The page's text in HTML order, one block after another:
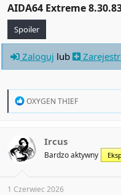
AIDA64 Extreme
Spoiler
Zaloguj lub
R
t
i
o
s
:
OXYGEN THIEF
Ircus
Bardzo aktywny
1 Czerwiec 2026